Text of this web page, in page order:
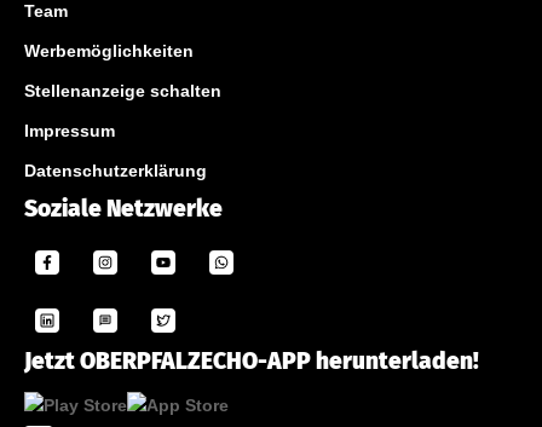
Team
Werbemöglichkeiten
Stellenanzeige schalten
Impressum
Datenschutzerklärung
Soziale Netzwerke
Jetzt OBERPFALZECHO-APP herunterladen!